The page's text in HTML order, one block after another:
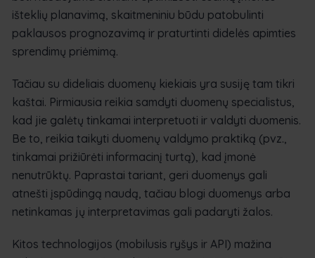
išteklių planavimą, skaitmeniniu būdu patobulinti
paklausos prognozavimą ir praturtinti didelės apimties
sprendimų priėmimą.
Tačiau su dideliais duomenų kiekiais yra susiję tam tikri
kaštai. Pirmiausia reikia samdyti duomenų specialistus,
kad jie galėtų tinkamai interpretuoti ir valdyti duomenis.
Be to, reikia taikyti duomenų valdymo praktiką (pvz.,
tinkamai prižiūrėti informacinį turtą), kad įmonė
nenutrūktų. Paprastai tariant, geri duomenys gali
atnešti įspūdingą naudą, tačiau blogi duomenys arba
netinkamas jų interpretavimas gali padaryti žalos.
Kitos technologijos (mobilusis ryšys ir API) mažina